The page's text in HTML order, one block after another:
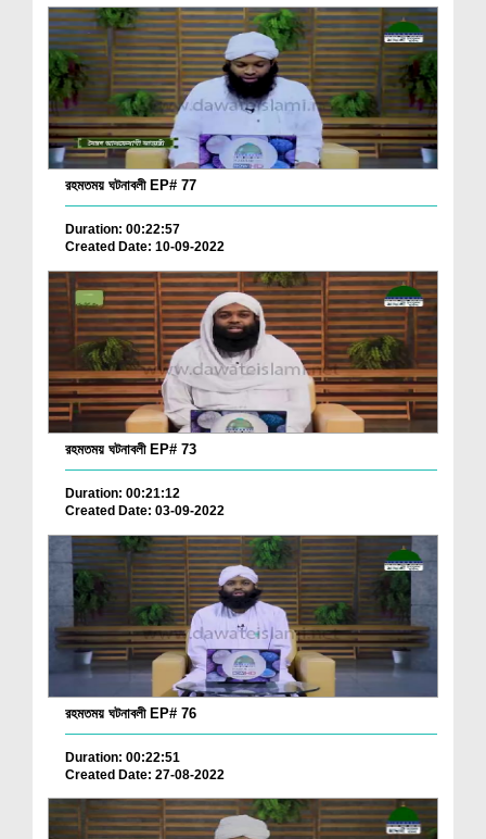
রহমতময় ঘটনাবলী EP# 77
Duration: 00:22:57
Created Date: 10-09-2022
রহমতময় ঘটনাবলী EP# 73
Duration: 00:21:12
Created Date: 03-09-2022
রহমতময় ঘটনাবলী EP# 76
Duration: 00:22:51
Created Date: 27-08-2022